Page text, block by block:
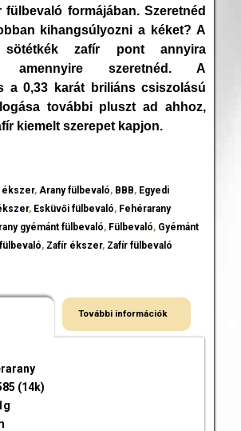
fülbevaló formájában. Szeretnéd
kihangsúlyozni a kéket? A
zafír pont annyira
amennyire szeretnéd. A
a 0,33 karát briliáns csiszolású
további pluszt ad ahhoz,
kiemelt szerepet kapjon.
ékszer, Arany fülbevaló, BBB, Egyedi
, Esküvői fülbevaló, Fehérarany
gyémánt fülbevaló, Fülbevaló, Gyémánt
, Zafír ékszer, Zafír fülbevaló
További információk
(14k)